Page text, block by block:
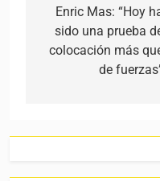
Enric Mas: “Hoy
sido una prueba
colocación más
de